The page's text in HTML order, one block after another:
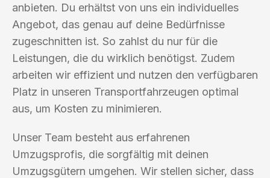
anbieten. Du erhältst von uns ein individuelles
Angebot, das genau auf deine Bedürfnisse
zugeschnitten ist. So zahlst du nur für die
Leistungen, die du wirklich benötigst. Zudem
arbeiten wir effizient und nutzen den verfügbaren
Platz in unseren Transportfahrzeugen optimal
aus, um Kosten zu minimieren.
Unser Team besteht aus erfahrenen
Umzugsprofis, die sorgfältig mit deinen
Umzugsgütern umgehen. Wir stellen sicher, dass